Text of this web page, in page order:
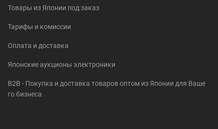
Товары из Японии под заказ
Тарифы и комиссии
Оплата и доставка
Японские аукционы электроники
B2B - Покупка и доставка товаров оптом из Японии для Ваше
го бизнеса